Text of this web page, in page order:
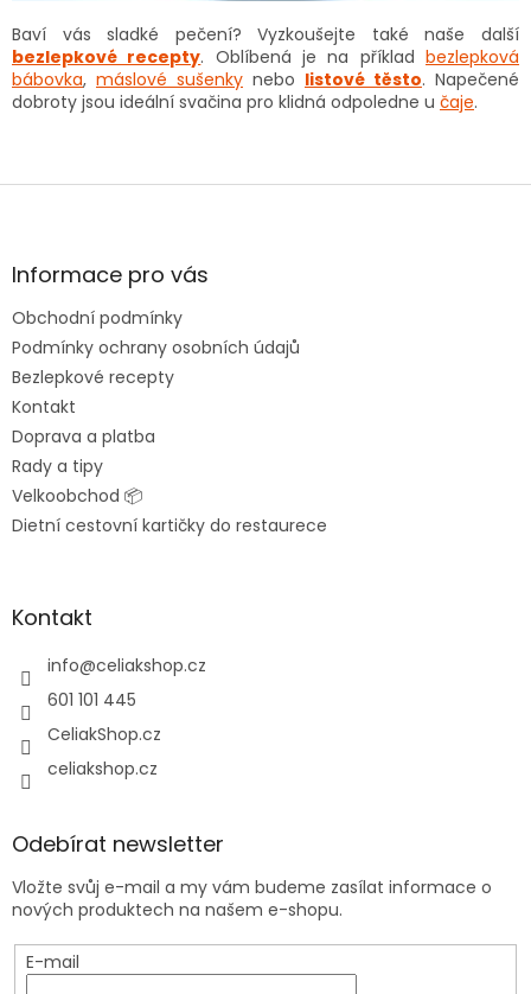
Baví vás sladké pečení? Vyzkoušejte také naše další
bezlepkové recepty. Oblíbená je na příkladbezlepková
bábovka, máslové sušenky nebo listové těsto. Napečené
dobroty jsou ideální svačina pro klidná odpoledne u čaje.
Z
aInformace pro vás
Obchodní podmínky
Podmínky ochrany osobních údajů
Bezlepkové recepty
Kontakt
Doprava a platba
Rady a tipy
Velkoobchod 📦
Dietní cestovní kartičky do restaurece
Kontakt
info@celiakshop.cz
601 101 445
CeliakShop.cz
celiakshop.cz
Odebírat newsletter
Vložte svůj e-mail a my vám budeme zasílat informace o
nových produktech na našem e-shopu.
E-mail